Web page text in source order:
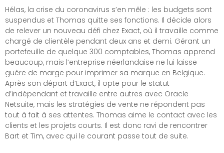
Hélas, la crise du coronavirus s’en mêle : les budgets sont
suspendus et Thomas quitte ses fonctions. Il décide alors
de relever un nouveau défi chez Exact, où il travaille comme
chargé de clientèle pendant deux ans et demi. Gérant un
portefeuille de quelque 300 comptables, Thomas apprend
beaucoup, mais l’entreprise néerlandaise ne lui laisse
guère de marge pour imprimer sa marque en Belgique.
Après son départ d’Exact, il opte pour le statut
d’indépendant et travaille entre autres avec Oracle
Netsuite, mais les stratégies de vente ne répondent pas
tout à fait à ses attentes. Thomas aime le contact avec les
clients et les projets courts. Il est donc ravi de rencontrer
Bart et Tim, avec qui le courant passe tout de suite.